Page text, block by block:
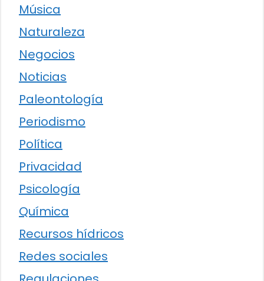
Música
Naturaleza
Negocios
Noticias
Paleontología
Periodismo
Política
Privacidad
Psicología
Química
Recursos hídricos
Redes sociales